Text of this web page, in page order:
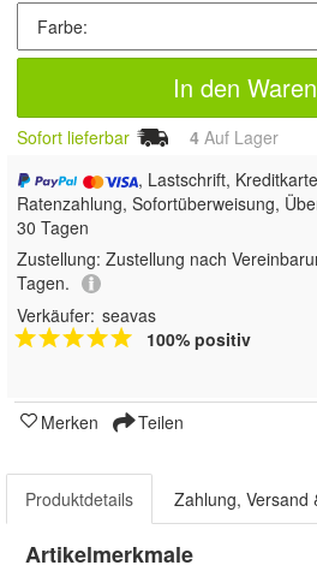
In den
Sofort lieferbar 4 Auf Lager
, Lastschrift,
Ratenzahlung, Sofortüberweisung,
30 Tagen
Zustellung: Zustellung nach
Tagen.
Verkäufer: seavas
100% positiv
Merken Teilen
Produktdetails Zahlung, Versand
Artikelmerkmale